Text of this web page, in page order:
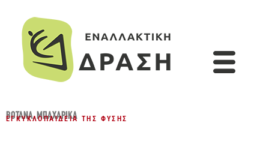
ΒΌΤΑΝΑ,ΜΠΑΧΑΡΙΚΆ
ΕΓΚΥΚΛΟΠΑΊΔΕΙΑ ΤΗΣ ΦΎΣΗΣ